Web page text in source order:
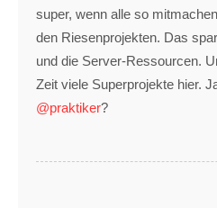
super, wenn alle so
den Riesenprojekten. Das
und die Server-Ressourcen.
Zeit viele Superprojekte hier.
@praktiker?